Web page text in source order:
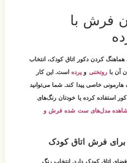
فرش با
کردن دکور اتاق کودک، انتخاب
آن باروتختی وپردهاست. این کار
خاصی پیدا کند. شما می‌توانید
استفاده کرده یا خودتان رنگ‌های
مدل‌های ست شده فرش و
برای فرش اتاق کودک
اتاق کودک دارد. انتخاب رنگ